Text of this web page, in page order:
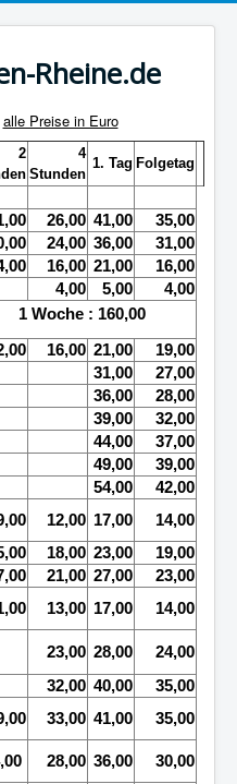
Rheine.de
alle Preise in Euro
2
4
Stunden
1. Tag Folgetag
26,00 41,00
35,00
24,00 36,00
31,00
16,00 21,00
16,00
4,00 5,00
4,00
1 Woche : 160,00
16,00 21,00
19,00
31,00
27,00
36,00
28,00
39,00
32,00
44,00
37,00
49,00
39,00
54,00
42,00
12,00 17,00
14,00
18,00 23,00
19,00
21,00 27,00
23,00
13,00 17,00
14,00
23,00 28,00
24,00
32,00 40,00
35,00
33,00 41,00
35,00
28,00 36,00
30,00